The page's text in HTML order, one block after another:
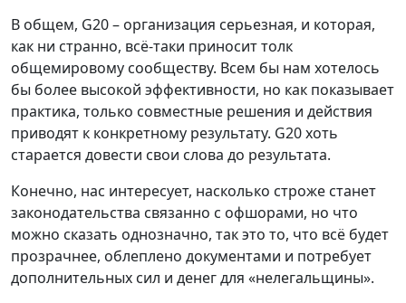
В общем, G20 – организация серьезная, и которая,
как ни странно, всё-таки приносит толк
общемировому сообществу. Всем бы нам хотелось
бы более высокой эффективности, но как показывает
практика, только совместные решения и действия
приводят к конкретному результату. G20 хоть
старается довести свои слова до результата.
Конечно, нас интересует, насколько строже станет
законодательства связанно с офшорами, но что
можно сказать однозначно, так это то, что всё будет
прозрачнее, облеплено документами и потребует
дополнительных сил и денег для «нелегальщины».